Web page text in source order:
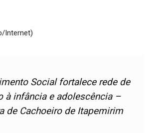
Internet)
Social fortalece rede de
à infância e adolescência –
de Cachoeiro de Itapemirim